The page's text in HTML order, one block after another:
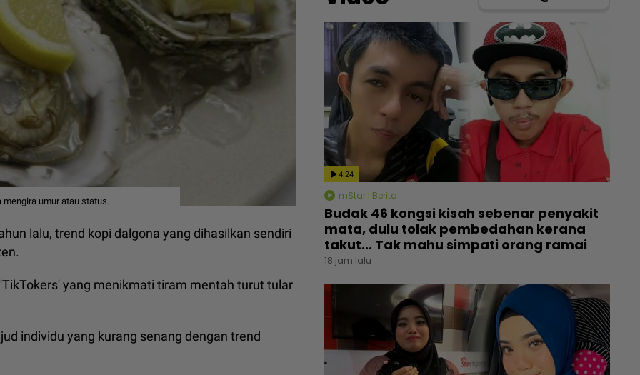
umur atau status.
lalu, trend kopi dalgona yang dihasilkan sendiri
yang menikmati tiram mentah turut tular
individu yang kurang senang dengan trend
4:24
mStar | Berita
Budak 46 kongsi kisah sebenar penyakit
mata, dulu tolak pembedahan kerana
takut... Tak mahu simpati orang ramai
18 jam lalu